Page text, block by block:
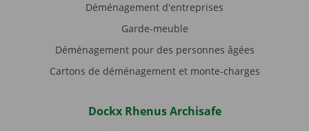
Déménagement d'entreprises
Garde-meuble
Déménagement pour des personnes âgées
Cartons de déménagement et monte-charges
Dockx Rhenus Archisafe